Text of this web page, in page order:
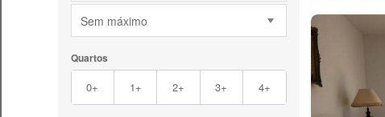
Sem máximo
Quartos
0+ 1+ 2+ 3+ 4+